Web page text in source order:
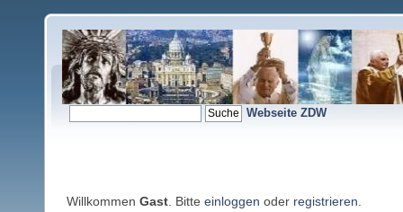
Webseite ZDW
Willkommen Gast . Bitte einloggen oder registrieren